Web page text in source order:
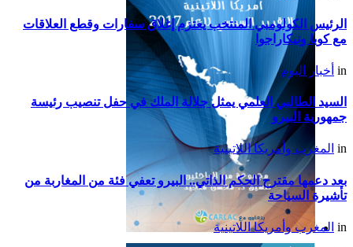
الرئيس الكولومبي المنتخب يعتزم إغلاق سفارات وقطع العلاقات
مع كوبا ونيكاراجوا
in أخبار اليوم
السيد الطالبي العلمي يمثل جلالة الملك في حفل تنصيب رئيسة
جمهورية البيرو
in المغرب وأمريكا اللاتينية
بعد دعمها مقترح الحكم الذاتي.. البيرو تعفي فئة من المغاربة من
تأشيرة السياحة
in المغرب وأمريكا اللاتينية